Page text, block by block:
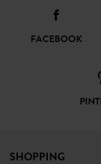
FACEBOOK
SHOPPING